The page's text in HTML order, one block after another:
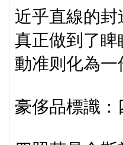
近乎直線的
真正做到了睥
動准则化為一
豪侈品標識